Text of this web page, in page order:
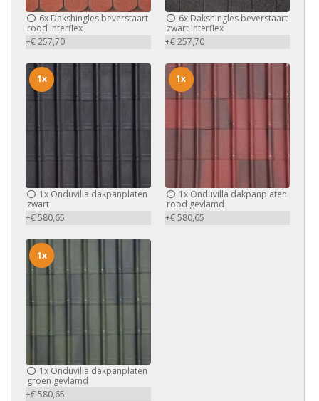
6x Dakshingles beverstaart
rood Interflex
+€ 257,70
6xDakshingles beverstaart
zwart Interflex
+€ 257,70
1x Onduvilla dakpanplaten
zwart
+€ 580,65
1x
1xOnduvilla dakpanplaten
rood gevlamd
+€ 580,65
1x
1x Onduvilla dakpanplaten
groen gevlamd
+€ 580,65
1x